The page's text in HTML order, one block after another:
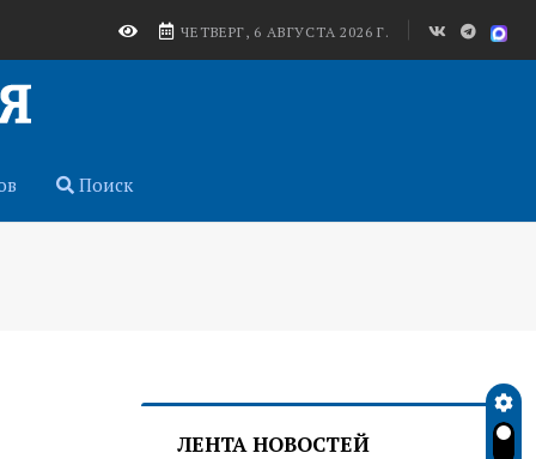
ЧЕТВЕРГ, 6 АВГУСТА 2026 Г.
Поиск
ЛЕНТА НОВОСТЕЙ